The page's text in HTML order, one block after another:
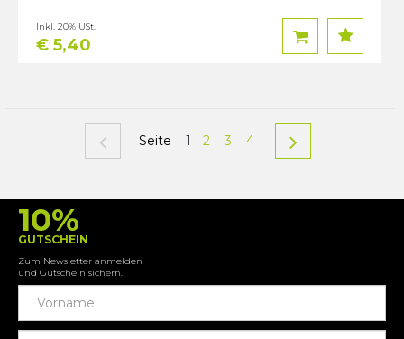
€ 5,40
Inkl. 20% USt.
Seite 1 2 3 4
10%
GUTSCHEIN
Zum Newsletter anmelden
und Gutschein sichern.